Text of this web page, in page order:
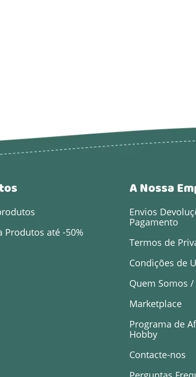
Produtos até -50%
A Nossa
Envios
Pagamento
Termos de
Condições de
Quem Somos
Marketplace
Programa de
Hobby
Contacte-nos